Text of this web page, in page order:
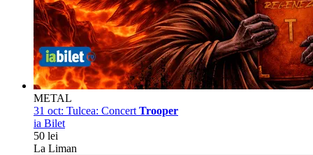
METAL
31 oct: Tulcea: Concert Trooper
ia Bilet
50 lei
La Liman